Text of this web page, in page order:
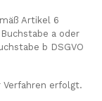
Artikel 6
a oder
b DSGVO
erfolgt.